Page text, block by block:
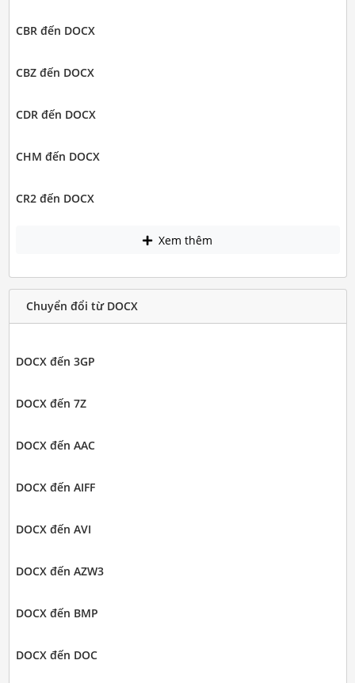
CBR đến DOCX
CBZ đến DOCX
CDR đến DOCX
CHM đến DOCX
CR2 đến DOCX
Xem thêm
Chuyển đổi từ DOCX
DOCX đến 3GP
DOCX đến 7Z
DOCX đến AAC
DOCX đến AIFF
DOCX đến AVI
DOCX đến AZW3
DOCX đến BMP
DOCX đến DOC